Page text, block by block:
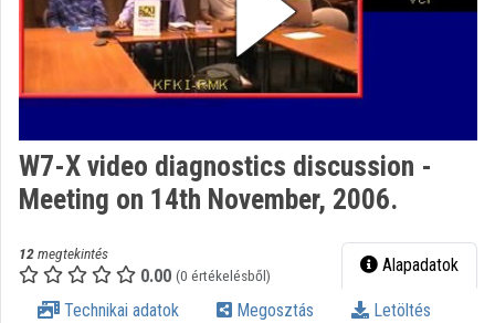
Kategóriák
Lejátszási listák
Közreműködők
W7-X video diagnostics discussion -
Meeting on 14th November, 2006.
12megtekintés
0.00 (0 értékelésből) Alapadatok
Technikai adatok Megosztás Letöltés